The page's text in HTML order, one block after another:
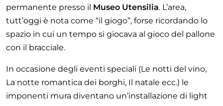
permanente presso il Museo Utensilia. L’area,
tutt’oggi è nota come “il giogo”, forse ricordando lo
spazio in cui un tempo si giocava al gioco del pallone
con il bracciale.
In occasione degli eventi speciali (Le notti del vino,
La notte romantica dei borghi, Il natale ecc.) le
imponenti mura diventano un’installazione di light